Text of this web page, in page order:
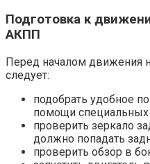
Подготовка к
АКПП
Перед началом движения
следует:
подобрать удобное
помощи специальных
проверить зеркало
должно попадать
проверить обзор в